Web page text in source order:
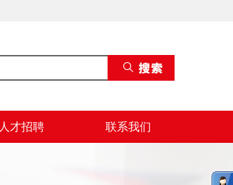
人才招聘 联系我们